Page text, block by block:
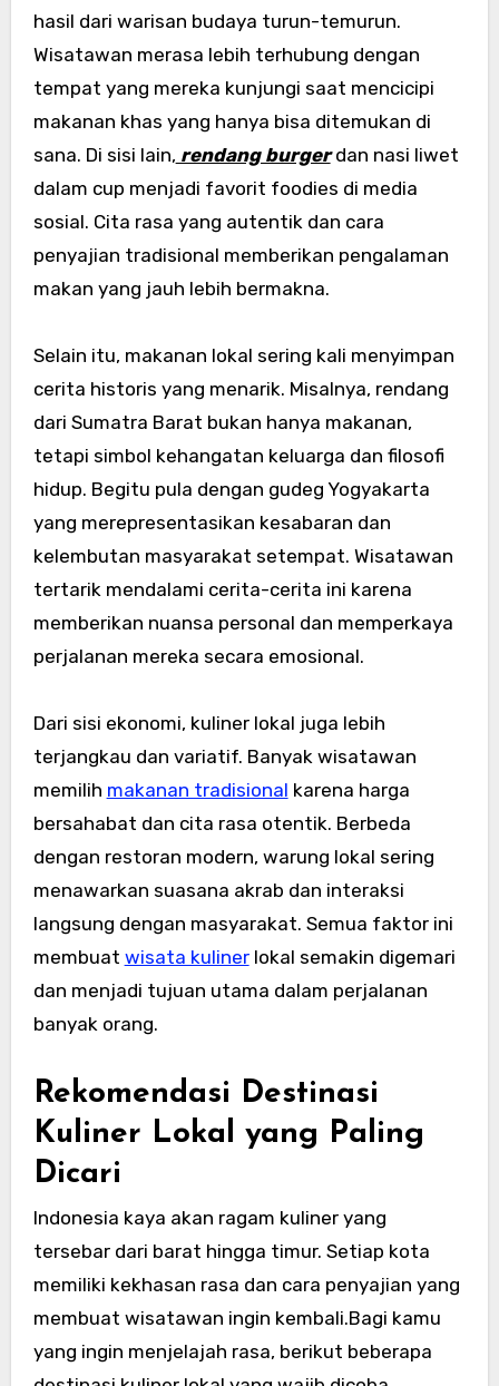
hasil dari warisan budaya turun-temurun.
Wisatawan merasa lebih terhubung dengan
tempat yang mereka kunjungi saat mencicipi
makanan khas yang hanya bisa ditemukan di
sana. Di sisi lain, rendang burger dan nasi liwet
dalam cup menjadi favorit foodies di media
sosial. Cita rasa yang autentik dan cara
penyajian tradisional memberikan pengalaman
makan yang jauh lebih bermakna.
Selain itu, makanan lokal sering kali menyimpan
cerita historis yang menarik. Misalnya, rendang
dari Sumatra Barat bukan hanya makanan,
tetapi simbol kehangatan keluarga dan filosofi
hidup. Begitu pula dengan gudeg Yogyakarta
yang merepresentasikan kesabaran dan
kelembutan masyarakat setempat. Wisatawan
tertarik mendalami cerita-cerita ini karena
memberikan nuansa personal dan memperkaya
perjalanan mereka secara emosional.
Dari sisi ekonomi, kuliner lokal juga lebih
terjangkau dan variatif. Banyak wisatawan
memilih makanan tradisional karena harga
bersahabat dan cita rasa otentik. Berbeda
dengan restoran modern, warung lokal sering
menawarkan suasana akrab dan interaksi
langsung dengan masyarakat. Semua faktor ini
membuat wisata kulinerlokal semakin digemari
dan menjadi tujuan utama dalam perjalanan
banyak orang.
Rekomendasi Destinasi
Kuliner Lokal yang Paling
Dicari
Indonesia kaya akan ragam kuliner yang
tersebar dari barat hingga timur. Setiap kota
memiliki kekhasan rasa dan cara penyajian yang
membuat wisatawan ingin kembali.Bagi kamu
yang ingin menjelajah rasa, berikut beberapa